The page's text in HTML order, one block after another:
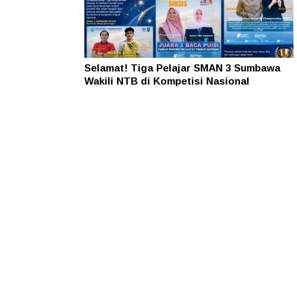
Selamat! Tiga Pelajar SMAN 3 Sumbawa
Wakili NTB di Kompetisi Nasional